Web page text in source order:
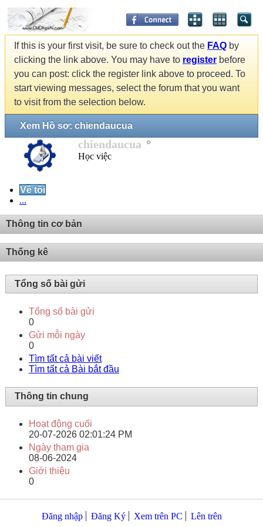
If this is your first visit, be sure to check out the FAQ by
clicking the link above. You may have to register before
you can post: click the register link above to proceed. To
start viewing messages, select the forum that you want
to visit from the selection below.
Xem Hồ sơ: chiendaucua
chiendaucua
Học việc
Về tôi
...
Thông tin cơ bản
Thống kê
Tổng số bài gửi
Tổng số bài gửi
0
Gửi mỗi ngày
0
Tìm tất cả bài viết
Tìm tất cả Bài bắt đầu
Thông tin chung
Hoạt động cuối
20-07-2026 02:01:24 PM
Ngày tham gia
08-06-2024
Giới thiệu
0
Đăng nhập Đăng Ký Xem trên PC Lên trên